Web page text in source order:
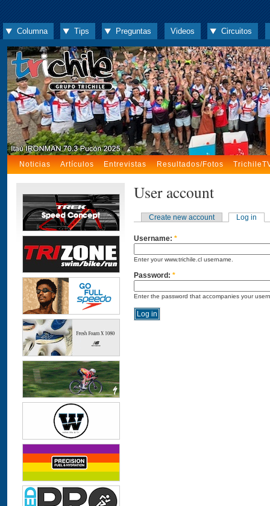
Columna Tips Preguntas Videos Circuitos
Noticias Artículos Entrevistas Resultados/Fotos
User account
Create new account Log in
Username: *
Enter your www.trichile.cl username.
Password: *
Enter the password that accompanies your